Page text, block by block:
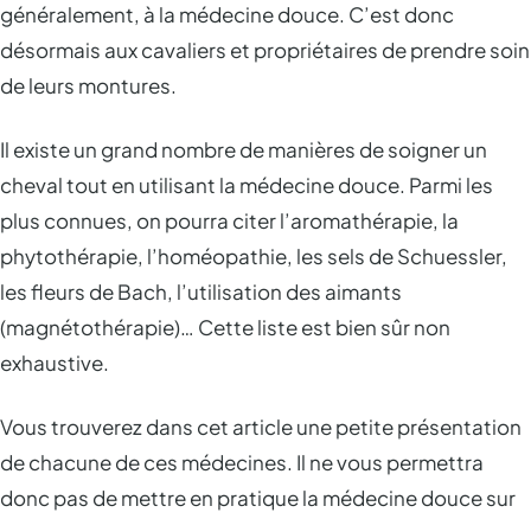
généralement, à la médecine douce. C’est donc
désormais aux cavaliers et propriétaires de prendre soin
de leurs montures.
Il existe un grand nombre de manières de soigner un
cheval tout en utilisant la médecine douce. Parmi les
plus connues, on pourra citer l’aromathérapie, la
phytothérapie, l’homéopathie, les sels de Schuessler,
les fleurs de Bach, l’utilisation des aimants
(magnétothérapie)… Cette liste est bien sûr non
exhaustive.
Vous trouverez dans cet article une petite présentation
de chacune de ces médecines. Il ne vous permettra
donc pas de mettre en pratique la médecine douce sur